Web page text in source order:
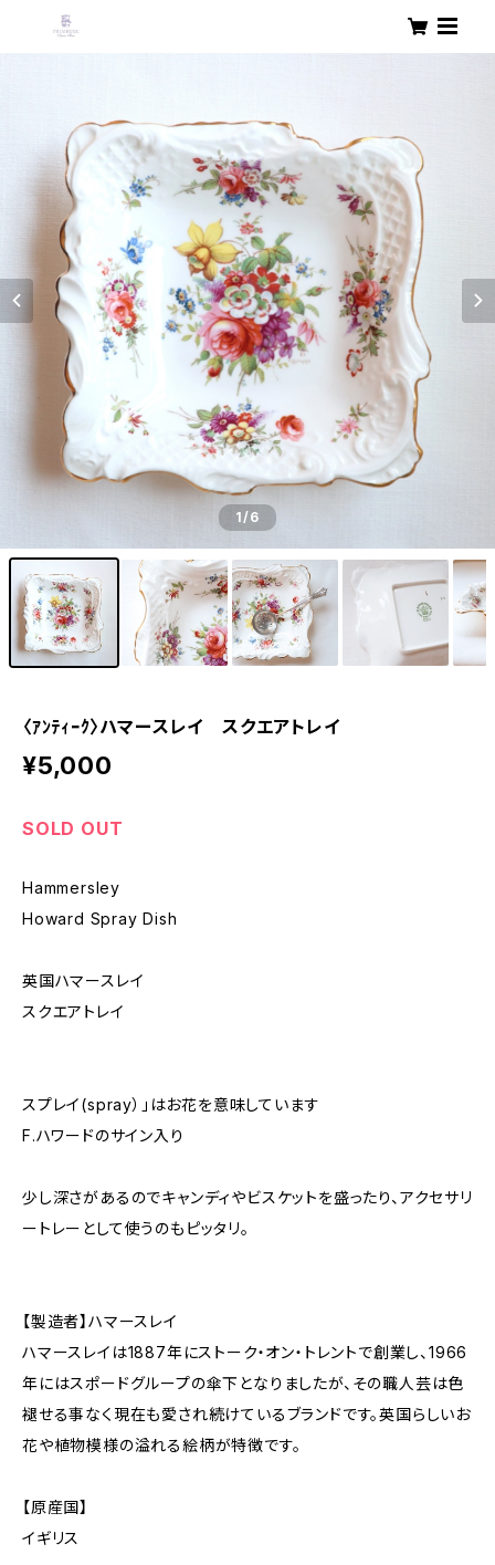
1/6
〈ｱﾝﾃｨｰｸ〉ハマースレイ スクエアトレイ
¥5,000
SOLD OUT
Hammersley
Howard Spray Dish
英国ハマースレイ
スクエアトレイ
スプレイ(spray）」はお花を意味しています
F.ハワードのサイン入り
少し深さがあるのでキャンディやビスケットを盛ったり、アクセサリ
ートレーとして使うのもピッタリ。
【製造者】ハマースレイ
ハマースレイは1887年にストーク・オン・トレントで創業し、1966
年にはスポードグループの傘下となりましたが、その職人芸は色
褪せる事なく現在も愛され続けているブランドです。英国らしいお
花や植物模様の溢れる絵柄が特徴です。
【原産国】
イギリス